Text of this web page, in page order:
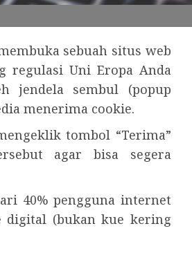
sebuah situs web
regulasi Uni Eropa Anda
jendela sembul (popup
menerima cookie.
tombol “Terima”
agar bisa segera
40% pengguna internet
digital (bukan kue kering